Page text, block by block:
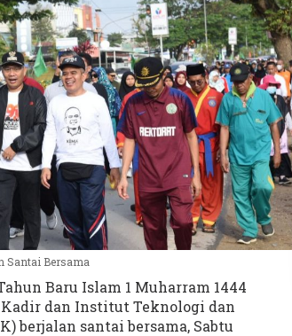
Santai Bersama
Baru Islam 1 Muharram 1444
dan Institut Teknologi dan
berjalan santai bersama, Sabtu